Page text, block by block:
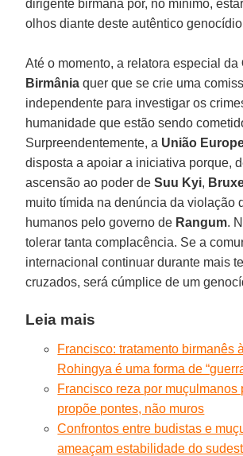
dirigente birmana por, no mínimo,
olhos diante deste autêntico
Até o momento, a relatora especial da
Birmânia quer que se crie uma
independente para investigar os
humanidade que estão sendo
Surpreendentemente, a União
disposta a apoiar a iniciativa porque,
ascensão ao poder deSuu Kyi,
muito tímida na denúncia da violação
humanos pelo governo de Rangum.
tolerar tanta complacência. Se a
internacional continuar durante mais
cruzados, será cúmplice de um
Leia mais
Francisco: tratamento birmanês
Rohingya é uma forma de
Francisco reza por muçulmanos
propõe pontes, não muros
Confrontos entre budistas e
ameaçam estabilidade do